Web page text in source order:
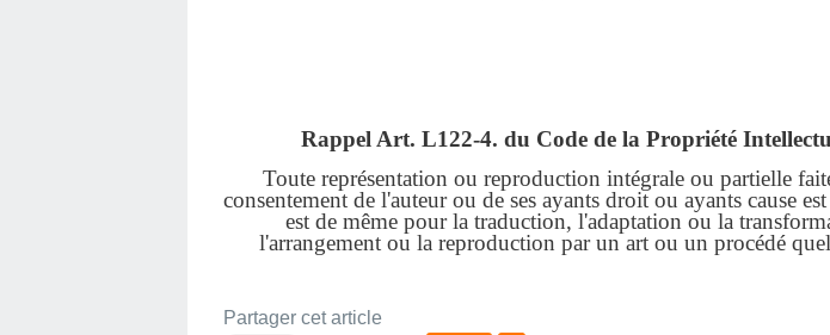
Rappel Art. L122-4. du Code de la Propriété
Toute représentation ou reproduction intégrale ou partielle
consentement de l'auteur ou de ses ayants droit ou ayants cause
est de même pour la traduction, l'adaptation ou la
l'arrangement ou la reproduction par un art ou un procédé
Partager cet article